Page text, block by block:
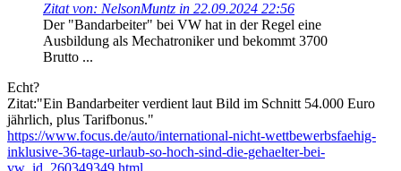
Zitat von: NelsonMuntz in 22.09.2024 22:56
Der "Bandarbeiter" bei VW hat in der Regel eine
Ausbildung als Mechatroniker und bekommt 3700
Brutto ...
Echt?
Zitat:"Ein Bandarbeiter verdient laut Bild im Schnitt 54.000 Euro
jährlich, plus Tarifbonus."
https://www.focus.de/auto/international-nicht-wettbewerbsfaehig-
inklusive-36-tage-urlaub-so-hoch-sind-die-gehaelter-bei-